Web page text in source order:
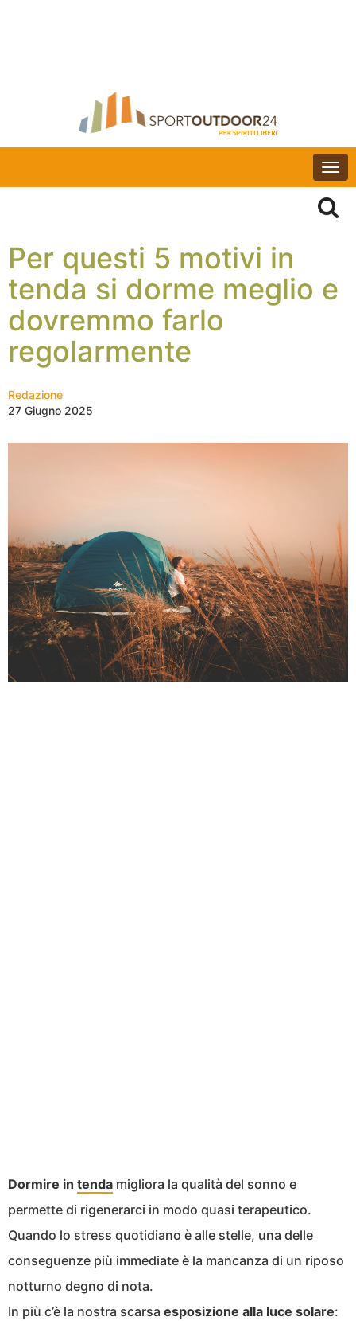
Per questi 5 motivi in
tenda si dorme meglio e
dovremmo farlo
regolarmente
Redazione
27 Giugno 2025
Dormire in tenda migliora la qualità del sonno e
permette di rigenerarci in modo quasi terapeutico.
Quando lo stress quotidiano è alle stelle, una delle
conseguenze più immediate è la mancanza di un riposo
notturno degno di nota.
In più c’è la nostra scarsa esposizione alla luce solare: